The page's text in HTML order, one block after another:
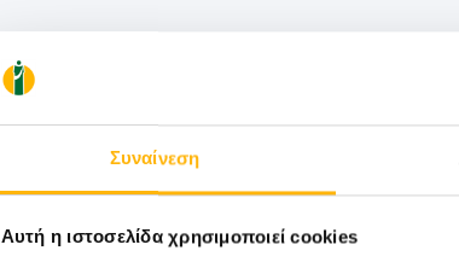
Συναίνεση
Αυτή η ιστοσελίδα χρησιμοποιεί cookies